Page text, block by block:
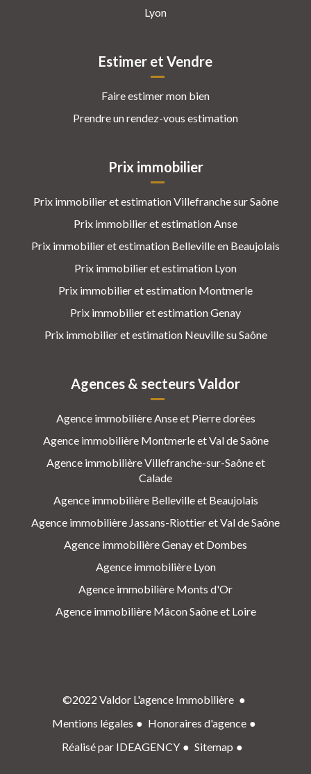
Lyon
Estimer et Vendre
Faire estimer mon bien
Prendre un rendez-vous estimation
Prix immobilier
Prix immobilier et estimation Villefranche sur Saône
Prix immobilier et estimation Anse
Prix immobilier et estimation Belleville en Beaujolais
Prix immobilier et estimation Lyon
Prix immobilier et estimation Montmerle
Prix immobilier et estimation Genay
Prix immobilier et estimation Neuville su Saône
Agences & secteurs Valdor
Agence immobilière Anse et Pierre dorées
Agence immobilière Montmerle et Val de Saône
Agence immobilière Villefranche-sur-Saône et
Calade
Agence immobilière Belleville et Beaujolais
Agence immobilière Jassans-Riottier et Val de Saône
Agence immobilière Genay et Dombes
Agence immobilière Lyon
Agence immobilière Monts d'Or
Agence immobilière Mâcon Saône et Loire
©2022 Valdor L'agence Immobilière
Mentions légales
Honoraires d'agence
Réalisé par IDEAGENCY
Sitemap